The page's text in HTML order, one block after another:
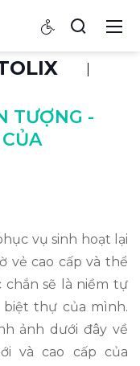
TƯỢNG -
vụ sinh hoạt lại
vẻ cao cấp và thể
chắn sẽ là niềm tự
biệt thự của mình.
ảnh dưới đây về
và cao cấp của